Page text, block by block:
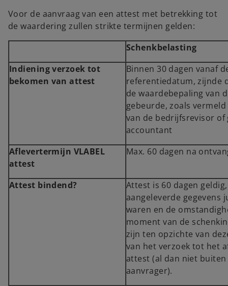
Voor de aanvraag van een attest met betrekking tot
de waardering zullen strikte termijnen gelden:
Schenkbelasting
Indiening verzoek tot
bekomen van attest
Binnen 30 dagen vanaf
referentiedatum, zijnde
de waardebepaling van
gebeurde, zoals
van de bedrijfsrevisor of
accountant
Aflevertermijn VLABEL
attest
Max. 60 dagen na
Attest bindend?
Attest is 60 dagen
aangeleverde gegevens
waren en de
moment van de
zijn ten opzichte van
van het verzoek tot het
attest (al dan niet buiten
aanvrager).